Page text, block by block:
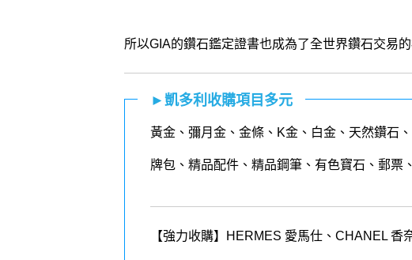
所以GIA的鑽石鑑定證書也成為了全世界鑽石交易的
►凱多利收購項目多元
黃金 、 彌月金 、 金條 、K金、白金、天然鑽石
牌包、精品配件、精品鋼筆、有色寶石、郵票
【強力收購】HERMES 愛馬仕、CHANEL